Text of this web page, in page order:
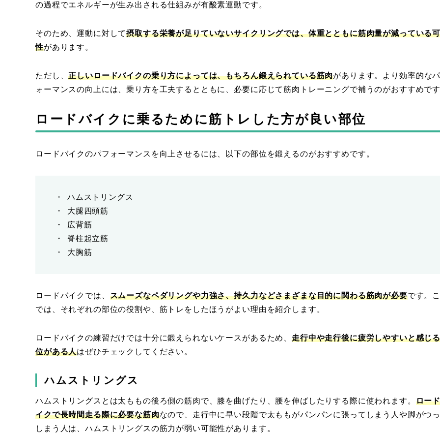
の過程でエネルギーが生み出される仕組みが有酸素運動です。
そのため、運動に対して摂取する栄養が足りていないサイクリングでは、体重とともに筋肉量が減っている
性があります。
ただし、正しいロードバイクの乗り方によっては、もちろん鍛えられている筋肉があります。より効率的な
ォーマンスの向上には、乗り方を工夫するとともに、必要に応じて筋肉トレーニングで補うのがおすすめです
ロードバイクに乗るために筋トレした方が良い部位
ロードバイクのパフォーマンスを向上させるには、以下の部位を鍛えるのがおすすめです。
ハムストリングス
大腿四頭筋
広背筋
脊柱起立筋
大胸筋
ロードバイクでは、 スムーズなペダリングや力強さ、持久力などさまざまな目的に関わる筋肉が必要です。こ
では、それぞれの部位の役割や、筋トレをしたほうがよい理由を紹介します。
ロードバイクの練習だけでは十分に鍛えられないケースがあるため、走行中や走行後に疲労しやすいと感じ
位がある人はぜひチェックしてください。
ハムストリングス
ハムストリングスとは太ももの後ろ側の筋肉で、膝を曲げたり、腰を伸ばしたりする際に使われます。 ロー
イクで長時間走る際に必要な筋肉なので、走行中に早い段階で太ももがパンパンに張ってしまう人や脚がつ
しまう人は、ハムストリングスの筋力が弱い可能性があります。